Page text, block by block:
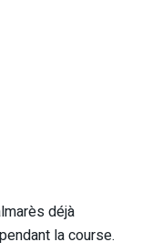
déjà
la course.